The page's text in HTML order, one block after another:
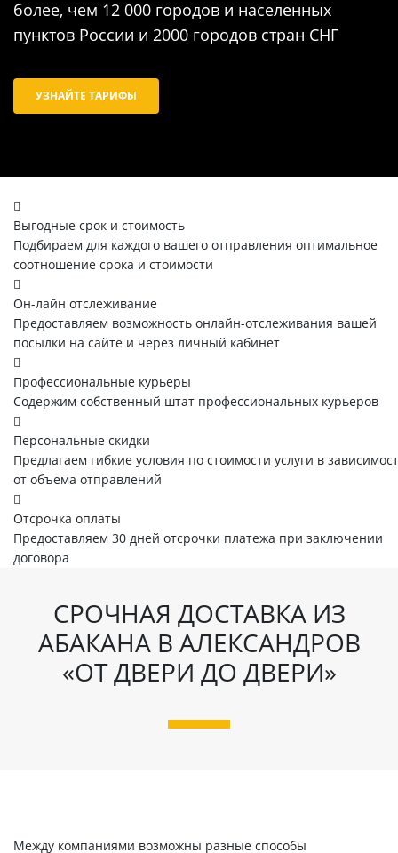
более, чем 12 000 городов и населенных
пунктов России и 2000 городов стран СНГ
УЗНАЙТЕ ТАРИФЫ
Выгодные срок и стоимость
Подбираем для каждого вашего отправления оптимальное
соотношение срока и стоимости
Он-лайн отслеживание
Предоставляем возможность онлайн-отслеживания вашей
посылки на сайте и через личный кабинет
Профессиональные курьеры
Содержим собственный штат профессиональных курьеров
Персональные скидки
Предлагаем гибкие условия по стоимости услуги в
от объема отправлений
Отсрочка оплаты
Предоставляем 30 дней отсрочки платежа при заключении
договора
СРОЧНАЯ ДОСТАВКА ИЗ
АБАКАНА В АЛЕКСАНДРОВ
«ОТ ДВЕРИ ДО ДВЕРИ»
Между компаниями возможны разные способы